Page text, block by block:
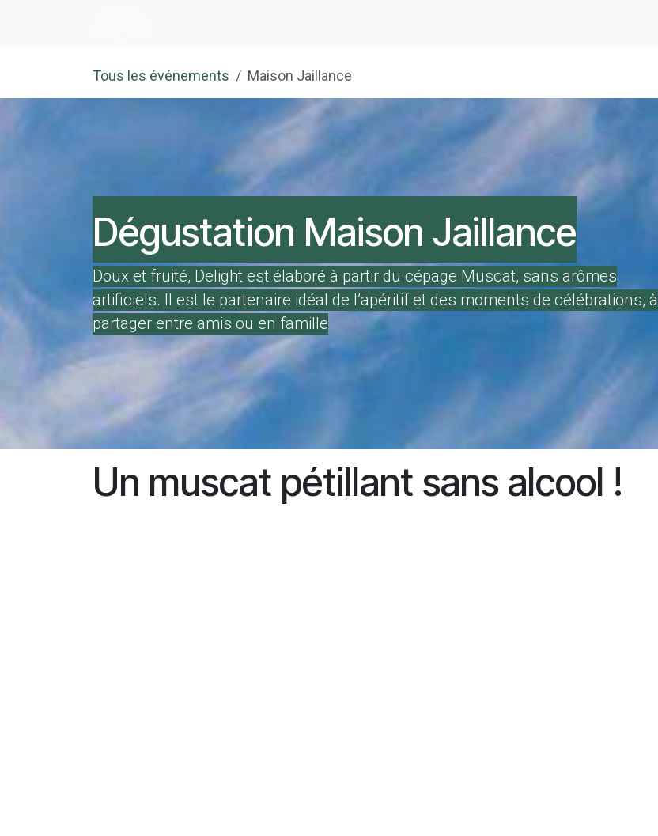
Tous les événements Maison Jaillance
Dégustation Maison Jaillance
Doux et fruité, Delight est élaboré à partir du cépage Muscat, sans arômes
artificiels. Il est le partenaire idéal de l’apéritif et des moments de célébrations, à
partager entre amis ou en famille
Un muscat pétillant sans alcool !